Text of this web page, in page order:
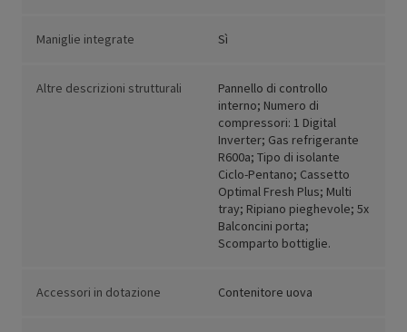
Maniglie integrate Sì
Altre descrizioni strutturali
Pannello di controllo
interno; Numero di
compressori: 1 Digital
Inverter; Gas refrigerante
R600a; Tipo di isolante
Ciclo-Pentano; Cassetto
Optimal Fresh Plus; Multi
tray; Ripiano pieghevole; 5x
Balconcini porta;
Scomparto bottiglie.
Accessori in dotazione Contenitore uova